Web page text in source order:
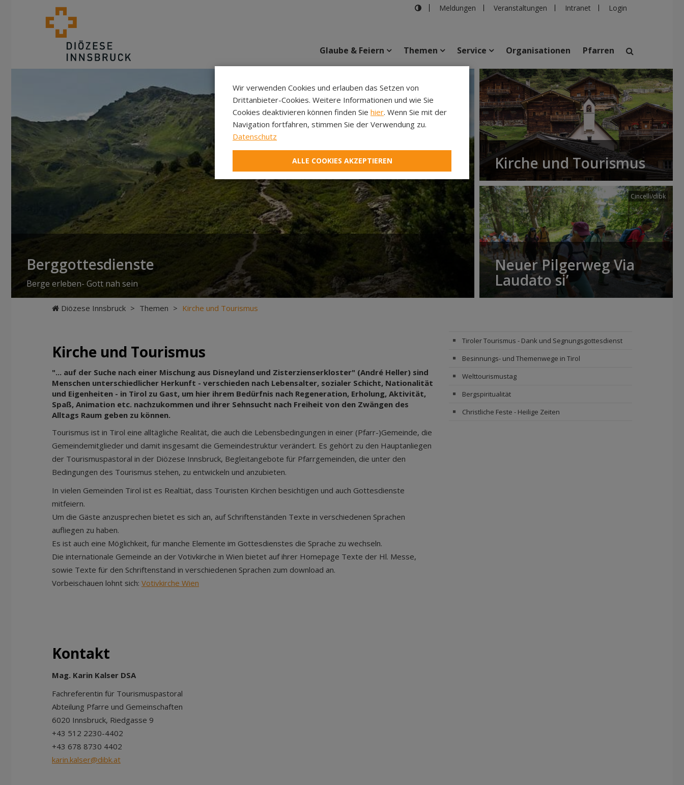
Meldungen Veranstaltungen Intranet Login
suchen
Veranstaltungen Personen Pfarren Einrichtungen
Glaube & Feiern Themen Service Organisationen Pfarren
Berggottesdienste
Berge erleben- Gott nah sein
Kirche und Tourismus
Cincelli/dibk
Neuer Pilgerweg Via
Laudato si’
Diözese Innsbruck > Themen > Kirche und Tourismus
Kirche und Tourismus
"... auf der Suche nach einer Mischung aus Disneyland und Zisterzienserkloster" (André Heller) sind
Menschen unterschiedlicher Herkunft - verschieden nach Lebensalter, sozialer Schicht, Nationalität
und Eigenheiten - in Tirol zu Gast, um hier ihrem Bedürfnis nach Regeneration, Erholung, Aktivität,
Spaß, Animation etc. nachzukommen und ihrer Sehnsucht nach Freiheit von den Zwängen des
Alltags Raum geben zu können.
Tourismus ist in Tirol eine alltägliche Realität, die auch die Lebensbedingungen in einer (Pfarr-)Gemeinde, die
Gemeindemitglieder und damit insgesamt die Gemeindestruktur verändert. Es gehört zu den Hauptanliegen
der Tourismuspastoral in der Diözese Innsbruck, Begleitangebote für Pfarrgemeinden, die unter den
Bedingungen des Tourismus stehen, zu entwickeln und anzubieten.
In vielen Gemeinden Tirol ist es Realtiät, dass Touristen Kirchen besichtigen und auch Gottesdienste
mitfeiern.
Um die Gäste anzusprechen bietet es sich an, auf Schriftenständen Texte in verschiedenen Sprachen
aufliegen zu haben.
Es ist auch eine Möglichkeit, für manche Elemente im Gottesdienstes die Sprache zu wechseln.
Die internationale Gemeinde an der Votivkirche in Wien bietet auf ihrer Homepage Texte der Hl. Messe,
sowie Texte für den Schriftenstand in verschiedenen Sprachen zum download an.
Vorbeischauen lohnt sich: Votivkirche Wien
Tiroler Tourismus - Dank und Segnungsgottesdienst
Besinnungs- und Themenwege in Tirol
Welttourismustag
Bergspiritualität
Christliche Feste - Heilige Zeiten
Kontakt
Mag. Karin Kalser DSA
Fachreferentin für Tourismuspastoral
Abteilung Pfarre und Gemeinschaften
6020 Innsbruck, Riedgasse 9
+43 512 2230-4402
+43 678 8730 4402
karin.kalser@dibk.at
Wir verwenden Cookies und erlauben das Setzen von
Drittanbieter-Cookies. Weitere Informationen und wie Sie
Cookies deaktivieren können finden Sie hier. Wenn Sie mit der
Navigation fortfahren, stimmen Sie der Verwendung zu.
Datenschutz
ALLE COOKIES AKZEPTIEREN